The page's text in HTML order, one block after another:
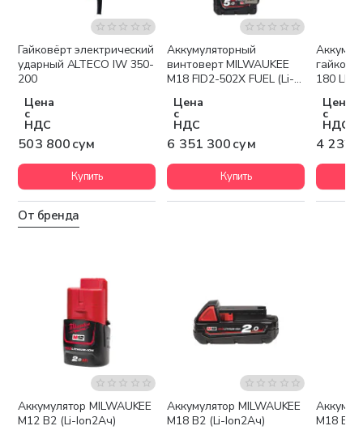
Гайковёрт электрический
ударный ALTECO IW 350-
200
Цена
с
НДС
503 800 сум
Купить
Бесплатная доставка
Аккумуляторный
винтоверт MILWAUKEE
M18 FID2-502X FUEL (Li-
Цена
с
НДС
6 351 300 сум
Купить
180 LI
Цена
с
НДС
4 232
От бренда
Аккумулятор MILWAUKEE
M12 B2 (Li-Ion2Ач)
Бесплатная доставка
Аккумулятор MILWAUKEE
M18 B2 (Li-Ion2Ач)
M18 B5